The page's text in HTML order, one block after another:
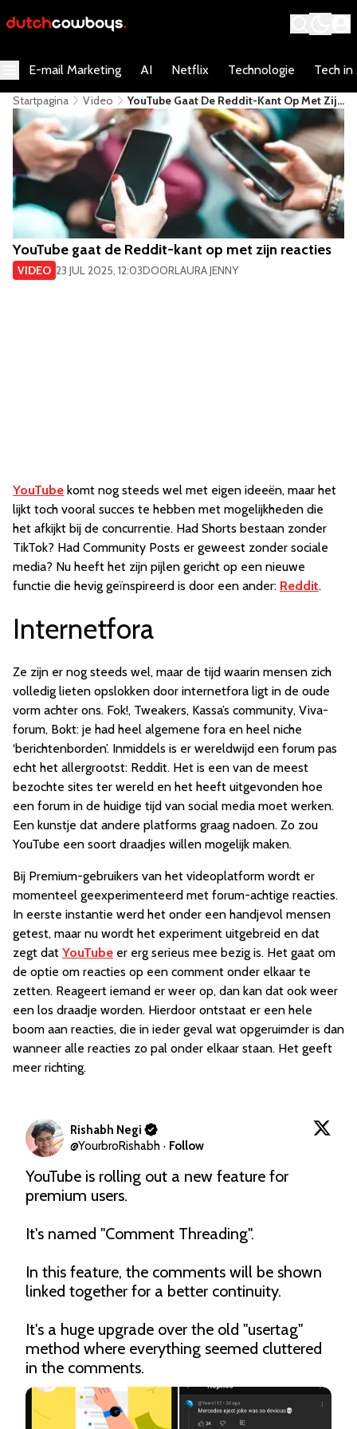
E-mail Marketing AI Netflix Technologie Tech in
Startpagina Video
YouTube Gaat De Reddit-Kant Op Met Zijn
Reacties
YouTube gaat de Reddit-kant op met zijn reacties
VIDEO 23 JUL 2025, 12:03DOORLAURA JENNY
YouTube komt nog steeds wel met eigen ideeën, maar het
lijkt toch vooral succes te hebben met mogelijkheden die
het afkijkt bij de concurrentie. Had Shorts bestaan zonder
TikTok? Had Community Posts er geweest zonder sociale
media? Nu heeft het zijn pijlen gericht op een nieuwe
functie die hevig geïnspireerd is door een ander: Reddit.
Internetfora
Ze zijn er nog steeds wel, maar de tijd waarin mensen zich
volledig lieten opslokken door internetfora ligt in de oude
vorm achter ons. Fok!, Tweakers, Kassa’s community, Viva-
forum, Bokt: je had heel algemene fora en heel niche
‘berichtenborden’. Inmiddels is er wereldwijd een forum pas
echt het allergrootst: Reddit. Het is een van de meest
bezochte sites ter wereld en het heeft uitgevonden hoe
een forum in de huidige tijd van social media moet werken.
Een kunstje dat andere platforms graag nadoen. Zo zou
YouTube een soort draadjes willen mogelijk maken.
Bij Premium-gebruikers van het videoplatform wordt er
momenteel geexperimenteerd met forum-achtige reacties.
In eerste instantie werd het onder een handjevol mensen
getest, maar nu wordt het experiment uitgebreid en dat
zegt dat YouTube er erg serieus mee bezig is. Het gaat om
de optie om reacties op een comment onder elkaar te
zetten. Reageert iemand er weer op, dan kan dat ook weer
een los draadje worden. Hierdoor ontstaat er een hele
boom aan reacties, die in ieder geval wat opgeruimder is dan
wanneer alle reacties zo pal onder elkaar staan. Het geeft
meer richting.
Rishabh Negi
@YourbroRishabh · Follow
YouTube is rolling out a new feature for
premium users.
It's named "Comment Threading".
In this feature, the comments will be shown
linked together for a better continuity.
It's a huge upgrade over the old "usertag"
method where everything seemed cluttered
in the comments.